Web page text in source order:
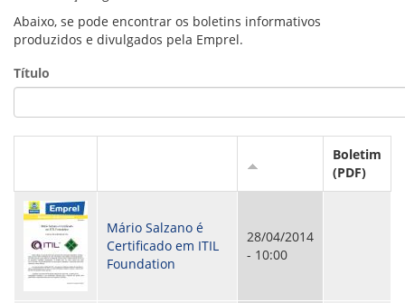
COMISSÕES
ATAS DE REGISTRO DE PREÇOS
CONTRATO
PLR
PARTICIPAÇÃO NOS LUCROS E RESULTADOS
CONSULTA MEUS RECURSOS PLR
CONSULTA TODOS RECURSOS PLR
Abaixo, se pode encontrar os boletins informativos
produzidos e divulgados pela Emprel.
Título
Boletim
(PDF)
Mário Salzano é
Certificado em ITIL
Foundation
28/04/2014
- 10:00